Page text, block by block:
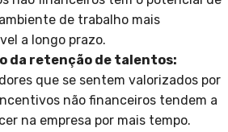
de trabalho mais
a longo prazo.
da retenção de talentos:
que se sentem valorizados por
não financeiros tendem a
na empresa por mais tempo.